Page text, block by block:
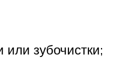
зубочистки;